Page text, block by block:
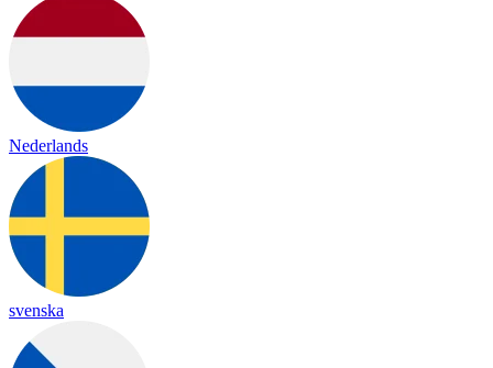
Nederlands
svenska